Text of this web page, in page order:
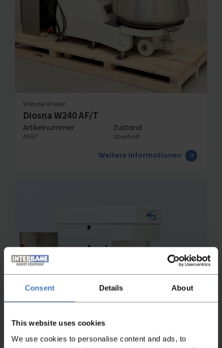
Consent Details About
This website uses cookies
We use cookies to personalise content and ads, to
Wendel Kneter
Diosna W240 AF/T
Artikelnummer
4597
Zustand
Überholt
Weitere Informationen